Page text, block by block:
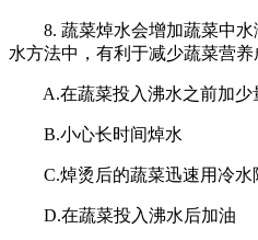
8. 蔬菜焯水会增加蔬菜中水
水方法中，有利于减少蔬菜营养
A.在蔬菜投入沸水之前加少
B.小心长时间焯水
C.焯烫后的蔬菜迅速用冷水
D.在蔬菜投入沸水后加油